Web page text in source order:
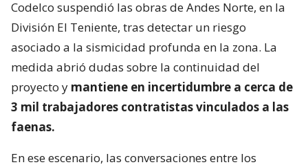
Codelco suspendió las obras de Andes Norte, en la
División El Teniente, tras detectar un riesgo
asociado a la sismicidad profunda en la zona. La
medida abrió dudas sobre la continuidad del
proyecto y mantiene en incertidumbre a cerca de
3 mil trabajadores contratistas vinculados a las
faenas.
En ese escenario, las conversaciones entre los